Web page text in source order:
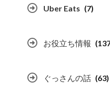
Uber Eats (7)
お役立ち情報
ぐっさんの話 (63)